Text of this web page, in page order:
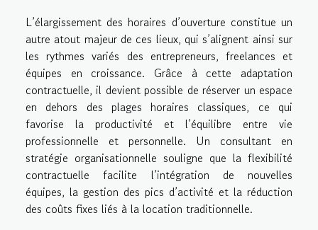
L’élargissement des horaires d’ouverture constitue un
autre atout majeur de ces lieux, qui s’alignent ainsi sur
les rythmes variés des entrepreneurs, freelances et
équipes en croissance. Grâce à cette adaptation
contractuelle, il devient possible de réserver un espace
en dehors des plages horaires classiques, ce qui
favorise la productivité et l’équilibre entre vie
professionnelle et personnelle. Un consultant en
stratégie organisationnelle souligne que la flexibilité
contractuelle facilite l’intégration de nouvelles
équipes, la gestion des pics d’activité et la réduction
des coûts fixes liés à la location traditionnelle.